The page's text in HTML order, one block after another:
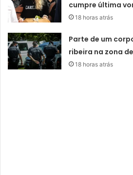
cumpre última
18 horas atrás
Parte de um
ribeira na zona
18 horas atrás